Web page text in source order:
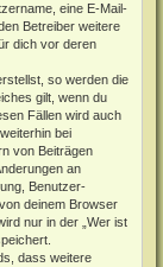
eine E-Mail-
Betreiber weitere
dich vor deren
so werden die
gilt, wenn du
Fällen wird auch
bei
von Beiträgen
an
Benutzer-
deinem Browser
nur in der „Wer ist
dass weitere